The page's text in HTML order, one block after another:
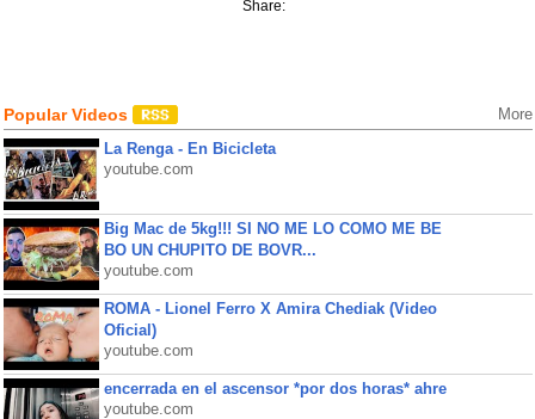
Share:
Popular Videos More
La Renga - En Bicicleta
youtube.com
Big Mac de 5kg!!! SI NO ME LO COMO ME BE
BO UN CHUPITO DE BOVR...
youtube.com
ROMA - Lionel Ferro X Amira Chediak (Video
Oficial)
youtube.com
encerrada en el ascensor *por dos horas* ahre
youtube.com